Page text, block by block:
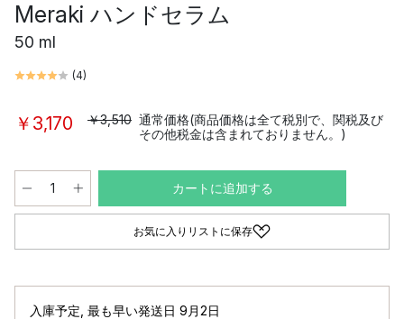
Meraki ハンドセラム
50 ml
(4)
￥3,170 ￥3,510 通常価格(商品価格は全て税別で、関税及び
その他税金は含まれておりません。)
カートに追加する
お気に入りリストに保存
入庫予定 最も早い発送日 9月2日